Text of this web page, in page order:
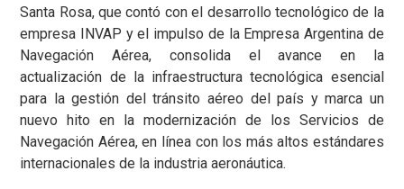
Santa Rosa, que contó con el desarrollo tecnológico de la
empresa INVAP y el impulso de la Empresa Argentina de
Navegación Aérea, consolida el avance en la
actualización de la infraestructura tecnológica esencial
para la gestión del tránsito aéreo del país y marca un
nuevo hito en la modernización de los Servicios de
Navegación Aérea, en línea con los más altos estándares
internacionales de la industria aeronáutica.